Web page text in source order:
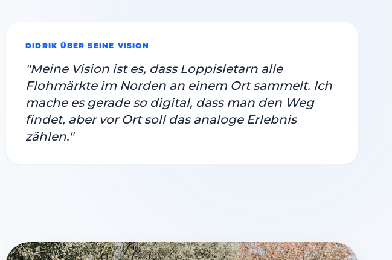
DIDRIK ÜBER SEINE VISION
"Meine Vision ist es, dass Loppisletarn alle
Flohmärkte im Norden an einem Ort sammelt. Ich
mache es gerade so digital, dass man den Weg
findet, aber vor Ort soll das analoge Erlebnis
zählen."